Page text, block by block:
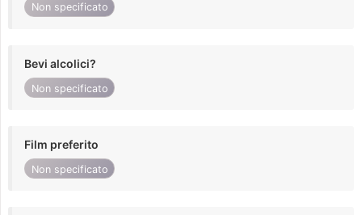
Non specificato
Bevi alcolici?
Non specificato
Film preferito
Non specificato